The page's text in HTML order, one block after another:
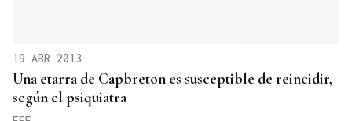
19 ABR 2013
Una etarra de Capbreton es susceptible de reincidir,
según el psiquiatra